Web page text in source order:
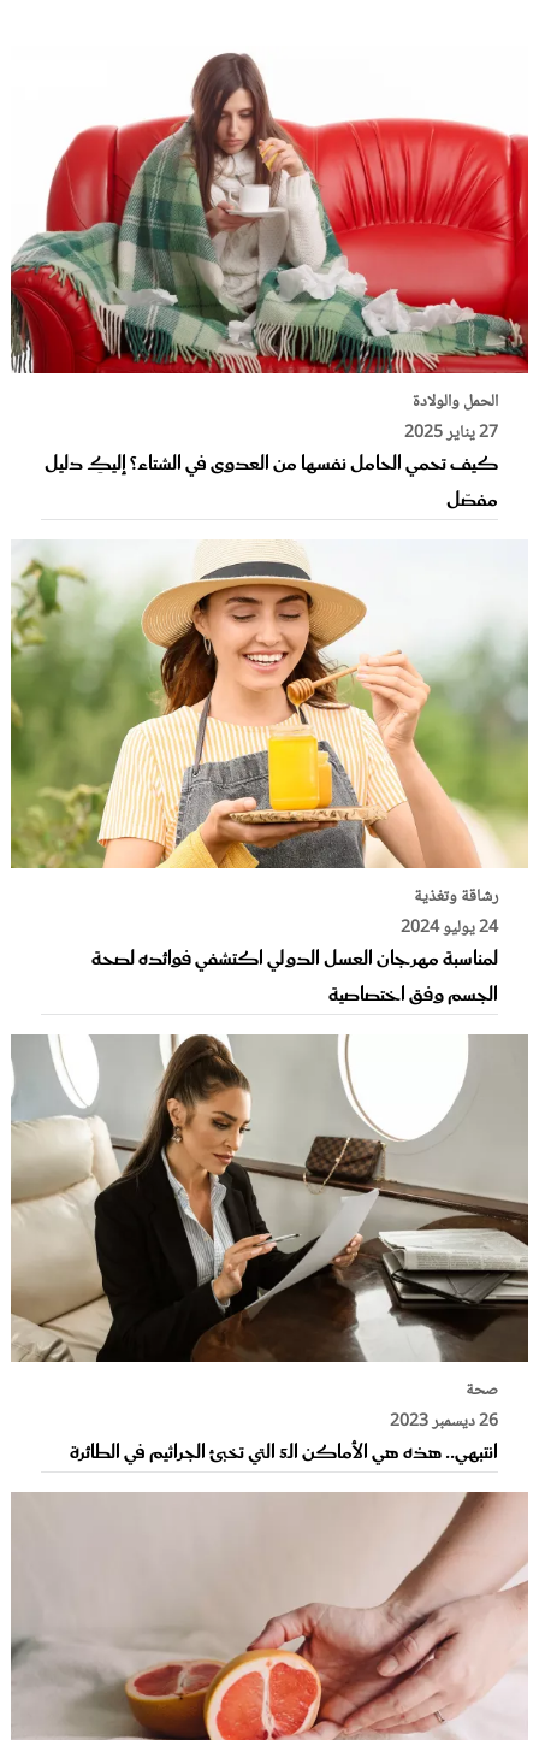
الحمل والولادة
27 يناير 2025
كيف تحمي الحامل نفسها من العدوى في الشتاء؟ إليكِ دليل
مفصّل
رشاقة وتغذية
24 يوليو 2024
لمناسبة مهرجان العسل الدولي اكتشفي فوائده لصحة
الجسم وفق اختصاصية
صحة
26 ديسمبر 2023
انتبهي.. هذه هي الأماكن الـ5 التي تخبئ الجراثيم في الطائرة